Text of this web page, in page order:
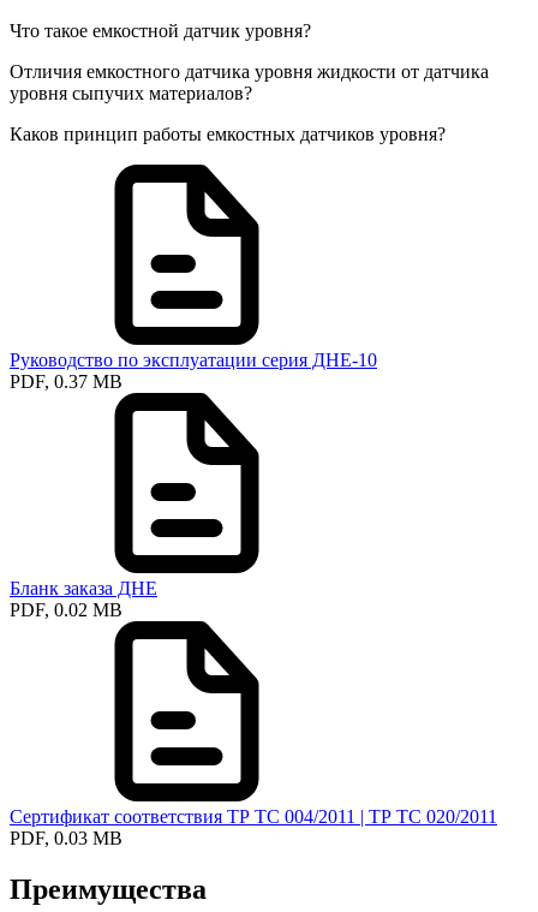
Что такое емкостной датчик уровня?
Отличия емкостного датчика уровня жидкости от датчика
уровня сыпучих материалов?
Каков принцип работы емкостных датчиков уровня?
Руководство по эксплуатации серия ДНЕ-10
PDF, 0.37 MB
Бланк заказа ДНЕ
PDF, 0.02 MB
Сертификат соответствия ТР ТС 004/2011 | ТР ТС 020/2011
PDF, 0.03 MB
Преимущества